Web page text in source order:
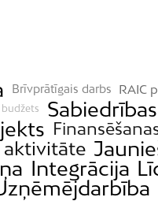
Brīvprātīgais darbs RAIC
aktivitāte
Integrācija